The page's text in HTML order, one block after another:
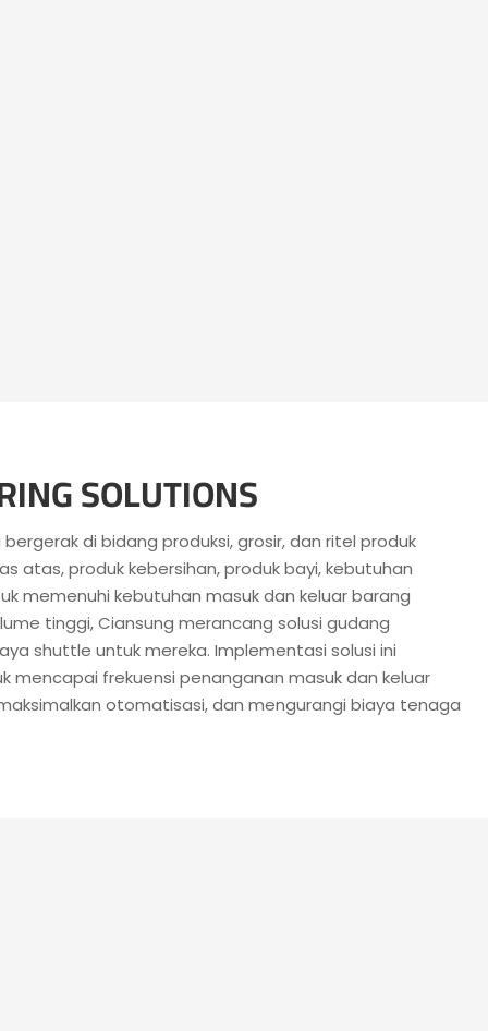
SOLUTIONS
di bidang produksi, grosir, dan ritel produk
atas, produk kebersihan, produk bayi, kebutuhan
memenuhi kebutuhan masuk dan keluar barang
tinggi, Ciansung merancang solusi gudang
shuttle untuk mereka. Implementasi solusi ini
mencapai frekuensi penanganan masuk dan keluar
otomatisasi, dan mengurangi biaya tenaga